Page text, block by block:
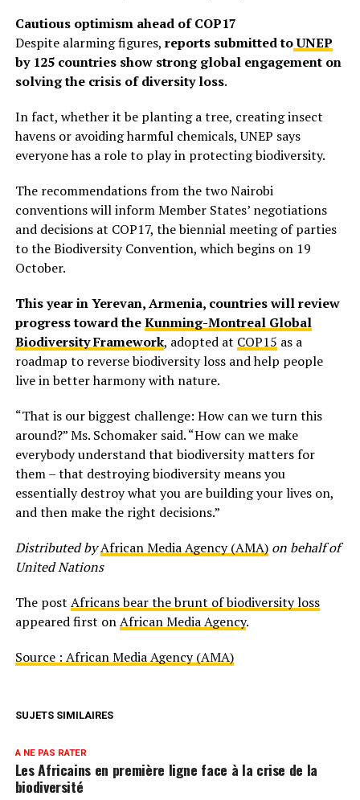
Cautious optimism ahead of COP17
Despite alarming figures, reports submitted toUNEP
by 125 countries show strong global engagement on
solving the crisis of diversity loss.
In fact, whether it be planting a tree, creating insect
havens or avoiding harmful chemicals, UNEP says
everyone has a role to play in protecting biodiversity.
The recommendations from the two Nairobi
conventions will inform Member States’ negotiations
and decisions at COP17, the biennial meeting of parties
to the Biodiversity Convention, which begins on 19
October.
This year in Yerevan, Armenia, countries will review
progress toward theKunming-Montreal Global
Biodiversity Framework, adopted at COP15 as a
roadmap to reverse biodiversity loss and help people
live in better harmony with nature.
“That is our biggest challenge: How can we turn this
around?” Ms. Schomaker said. “How can we make
everybody understand that biodiversity matters for
them – that destroying biodiversity means you
essentially destroy what you are building your lives on,
and then make the right decisions.”
Distributed byAfrican Media Agency (AMA)on behalf of
United Nations
The post Africans bear the brunt of biodiversity loss
appeared first onAfrican Media Agency.
Source : African Media Agency (AMA)
SUJETS SIMILAIRES
A NE PAS RATER
Les Africains en première ligne face à la crise de la
biodiversité